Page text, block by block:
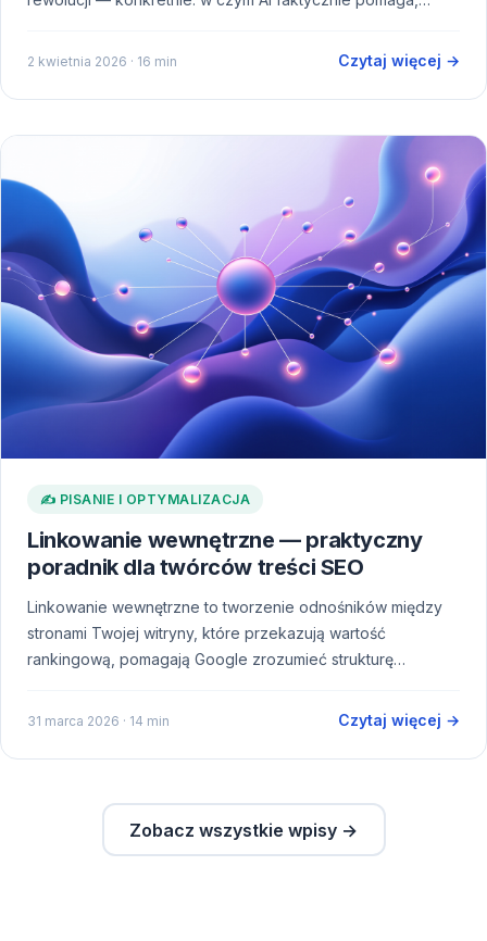
2 kwietnia 2026 · 16 min Czytaj więcej →
✍️ PISANIE I OPTYMALIZACJA
Linkowanie wewnętrzne — praktyczny
poradnik dla twórców treści SEO
Linkowanie wewnętrzne to tworzenie odnośników między
stronami Twojej witryny, które przekazują wartość
rankingową, pomagają Google zrozumieć strukturę…
31 marca 2026 · 14 min Czytaj więcej →
Zobacz wszystkie wpisy →